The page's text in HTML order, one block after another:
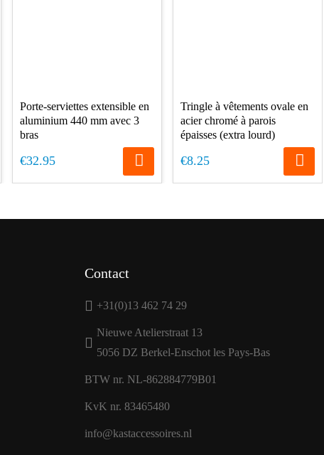
Porte-serviettes extensible en
aluminium 440 mm avec 3
bras
€32.95
Tringle à vêtements ovale en
acier chromé à parois
épaisses (extra lourd)
€8.25
Contact
+31(0)13 462 74 29
Nieuwe Atelierstraat 13
5056 DZ Berkel-Enschot les Pays-Bas
BTW nr. NL-862884779B01
KvK nr. 83465480
info@kastaccessoires.nl